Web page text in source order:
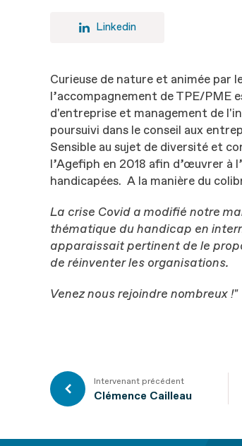
Linkedin
Curieuse de nature et animée par
l’accompagnement de TPE/PME
d'entreprise et management de
poursuivi dans le conseil aux
Sensible au sujet de diversité et
l’Agefiph en 2018 afin d’œuvrer à
handicapées. A la manière du
La crise Covid a modifié notre
thématique du handicap en
apparaissait pertinent de le
de réinventer les organisations.
Venez nous rejoindre nombreux !"
Intervenant précédent
Clémence Cailleau